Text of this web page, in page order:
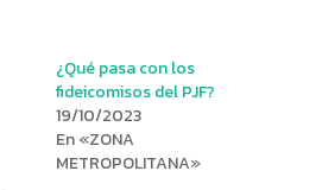
¿Qué pasa con los
fideicomisos del PJF?
19/10/2023
En «ZONA
METROPOLITANA»